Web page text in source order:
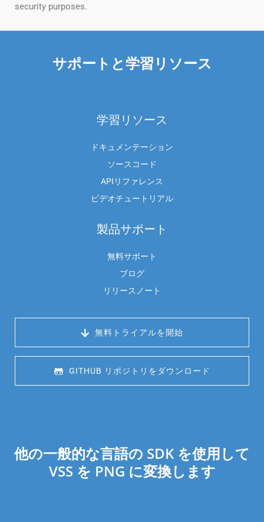
security purposes.
サポートと学習リソース
学習リソース
ドキュメンテーション
ソースコード
APIリファレンス
ビデオチュートリアル
製品サポート
無料サポート
ブログ
リリースノート
無料トライアルを開始
GITHUB リポジトリをダウンロード
他の一般的な言語の SDK を使用して
VSS を PNG に変換します